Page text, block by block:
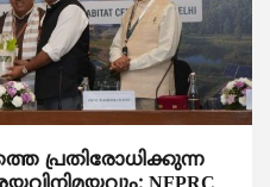
പ്രതിരോധിക്കുന്ന